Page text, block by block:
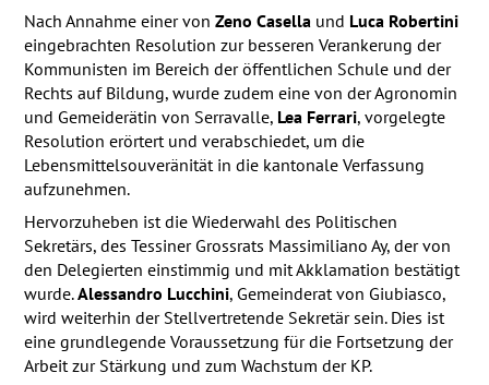
Nach Annahme einer von Zeno Casella und Luca Robertini
eingebrachten Resolution zur besseren Verankerung der
Kommunisten im Bereich der öffentlichen Schule und der
Rechts auf Bildung, wurde zudem eine von der Agronomin
und Gemeiderätin von Serravalle, Lea Ferrari, vorgelegte
Resolution erörtert und verabschiedet, um die
Lebensmittelsouveränität in die kantonale Verfassung
aufzunehmen.
Hervorzuheben ist die Wiederwahl des Politischen
Sekretärs, des Tessiner Grossrats Massimiliano Ay, der von
den Delegierten einstimmig und mit Akklamation bestätigt
wurde.Alessandro Lucchini, Gemeinderat von Giubiasco,
wird weiterhin der Stellvertretende Sekretär sein. Dies ist
eine grundlegende Voraussetzung für die Fortsetzung der
Arbeit zur Stärkung und zum Wachstum der KP.